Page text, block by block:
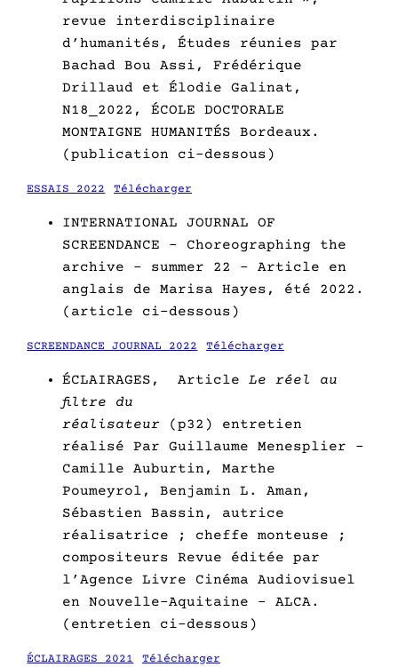
revue interdisciplinaire
d’humanités, Études réunies par
Bachad Bou Assi, Frédérique
Drillaud et Élodie Galinat,
N18_2022, ÉCOLE DOCTORALE
MONTAIGNE HUMANITÉS Bordeaux.
(publication ci-dessous)
ESSAIS 2022 Télécharger
INTERNATIONAL JOURNAL OF
SCREENDANCE – Choreographing the
archive – summer 22 – Article en
anglais de Marisa Hayes, été 2022.
(article ci-dessous)
SCREENDANCE JOURNAL 2022 Télécharger
ÉCLAIRAGES, ArticleLe réel au
filtre du
réalisateur (p32) entretien
réalisé Par Guillaume Menesplier –
Camille Auburtin, Marthe
Poumeyrol, Benjamin L. Aman,
Sébastien Bassin, autrice
réalisatrice ; cheffe monteuse ;
compositeurs Revue éditée par
l’Agence Livre Cinéma Audiovisuel
en Nouvelle-Aquitaine – ALCA.
(entretien ci-dessous)
ÉCLAIRAGES 2021 Télécharger